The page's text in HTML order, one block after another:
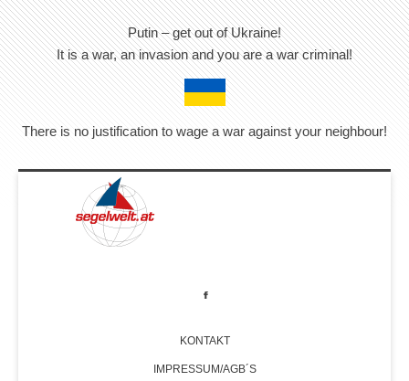
Putin – get out of Ukraine!
It is a war, an invasion and you are a war criminal!
There is no justification to wage a war against your neighbour!
KONTAKT
IMPRESSUM/AGB´S